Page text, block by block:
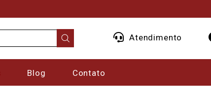
Atendimento
Blog Contato